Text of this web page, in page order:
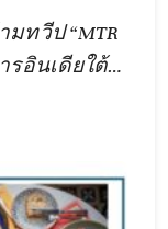
ทวีป “MTR
รอินเดียใต้ที่